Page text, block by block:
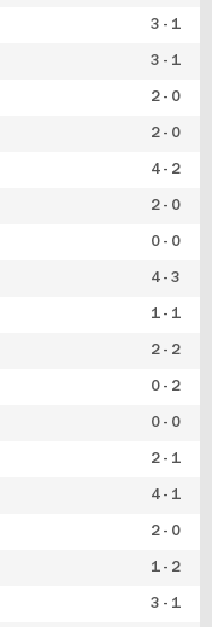
3 - 1
3 - 1
2 - 0
2 - 0
4 - 2
2 - 0
0 - 0
4 - 3
1 - 1
2 - 2
0 - 2
0 - 0
2 - 1
4 - 1
2 - 0
1 - 2
3 - 1